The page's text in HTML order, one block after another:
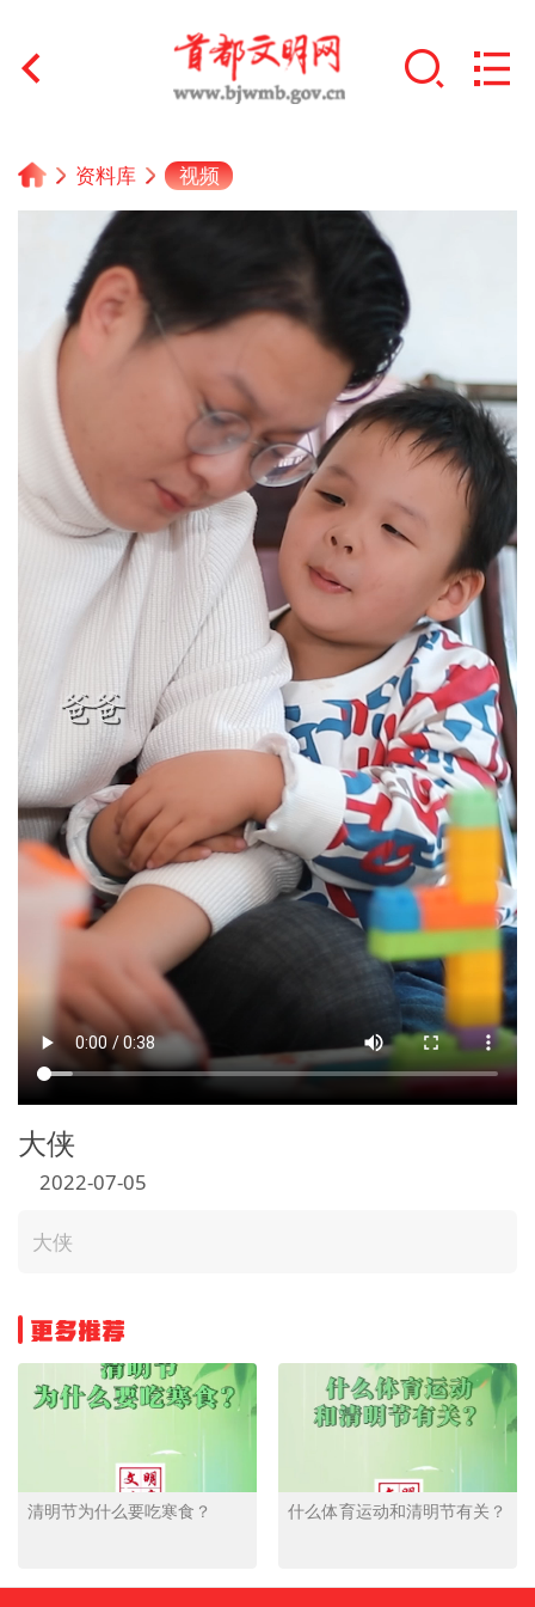
首页
文明创建
+
文明实践
文明培育
未成年人思想道德建设
榜样人物
+
身边好人
北京宣传文化引导基金
宣传思想文化人才
资料库
+
资料库 视频
大侠
2022-07-05
大侠
更多推荐
清明节为什么要吃寒食？ 什么体育运动和清明节有关？